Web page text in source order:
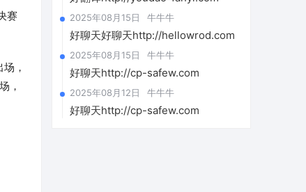
赛
，
，
2025年08月15日 牛牛牛
好聊天好聊天http://hellowrod.com
2025年08月15日 牛牛牛
好聊天http://cp-safew.com
2025年08月12日 牛牛牛
好聊天http://cp-safew.com